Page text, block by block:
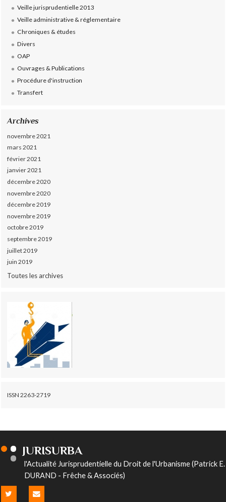
Veille jurisprudentielle 2013
Veille administrative & réglementaire
Chroniques & études
Divers
OAP
Ouvrages & Publications
Procédure d'instruction
Transfert
Archives
novembre 2021
mars 2021
février 2021
janvier 2021
décembre 2020
novembre 2020
décembre 2019
novembre 2019
octobre 2019
septembre 2019
juillet 2019
juin 2019
Toutes les archives
ISSN 2263-2719
JURISURBA
l'Actualité Jurisprudentielle du Droit de l'Urbanisme (Patrick E.
DURAND - Frêche & Associés)